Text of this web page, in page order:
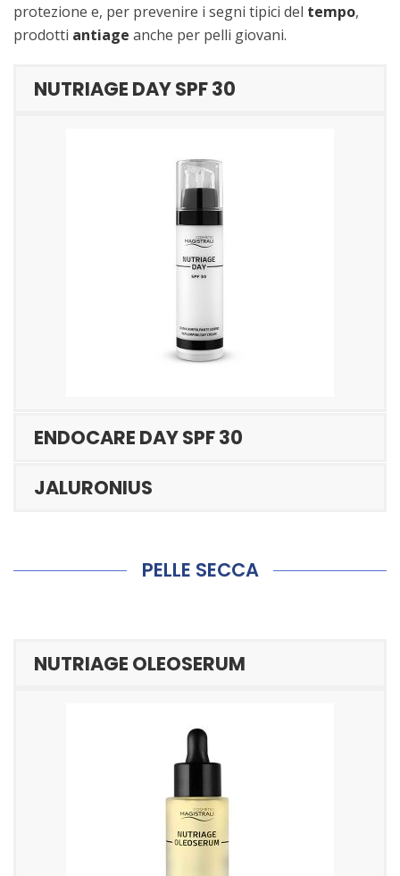
protezione e, per prevenire i segni tipici del tempo,
prodotti antiage anche per pelli giovani.
NUTRIAGE DAY SPF 30
ENDOCARE DAY SPF 30
JALURONIUS
PELLE SECCA
NUTRIAGE OLEOSERUM